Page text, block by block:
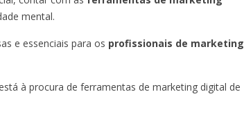
mental.
e essenciais para os profissionais de marketing
à procura de ferramentas de marketing digital de